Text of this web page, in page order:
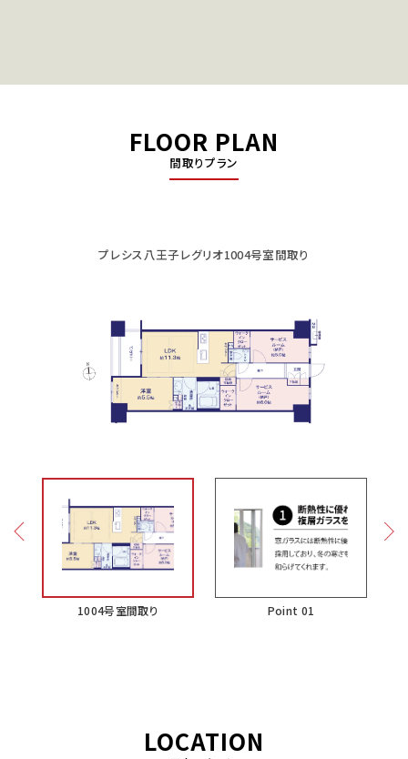
FLOOR PLAN
間取りプラン
プレシス八王子レグリオ1004号室間取り
1004号室間取り Point 01
LOCATION